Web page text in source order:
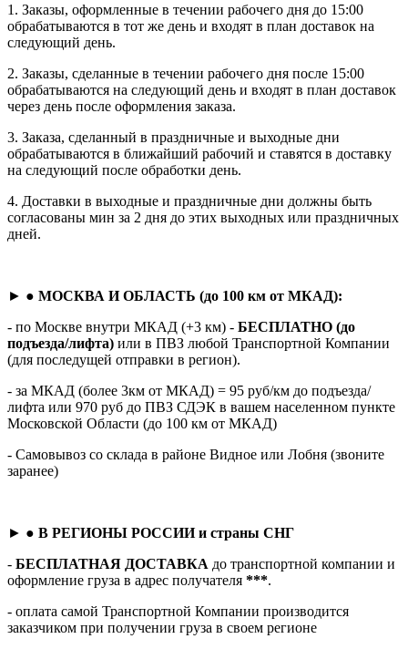
1. Заказы, оформленные в течении рабочего дня до 15:00
обрабатываются в тот же день и входят в план доставок на
следующий день.
2. Заказы, сделанные в течении рабочего дня после 15:00
обрабатываются на следующий день и входят в план доставок
через день после оформления заказа.
3. Заказа, сделанный в праздничные и выходные дни
обрабатываются в ближайший рабочий и ставятся в доставку
на следующий после обработки день.
4. Доставки в выходные и праздничные дни должны быть
согласованы мин за 2 дня до этих выходных или праздничных
дней.
► ● МОСКВА И ОБЛАСТЬ (до 100 км от МКАД):
- по Москве внутри МКАД (+3 км) - БЕСПЛАТНО (до
подъезда/лифта) или в ПВЗ любой Транспортной Компании
(для последущей отправки в регион).
- за МКАД (более 3км от МКАД) = 95 руб/км до подъезда/
лифта или 970 руб до ПВЗ СДЭК в вашем населенном пункте
Московской Области (до 100 км от МКАД)
- Самовывоз со склада в районе Видное или Лобня (звоните
заранее)
► ● В РЕГИОНЫ РОССИИ и страны СНГ
- БЕСПЛАТНАЯ ДОСТАВКА до транспортной компании и
оформление груза в адрес получателя ***.
- оплата самой Транспортной Компании производится
заказчиком при получении груза в своем регионе